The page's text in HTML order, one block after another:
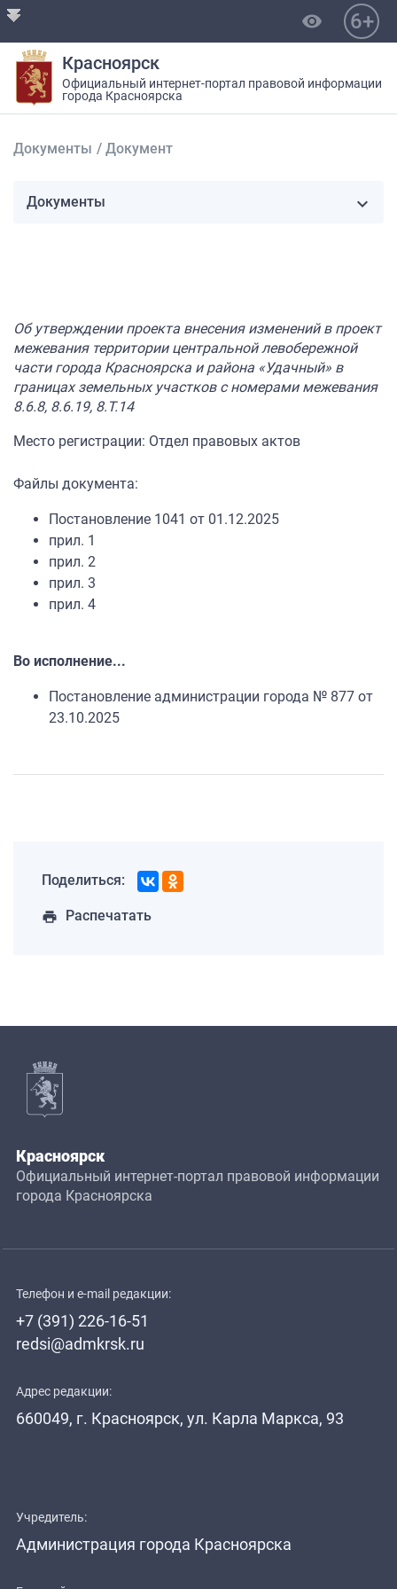
visibility 6+
Красноярск
Официальный интернет-портал правовой информации
города Красноярска
Документы / Документ
Об утверждении проекта внесения изменений в проект
межевания территории центральной левобережной
части города Красноярска и района «Удачный» в
границах земельных участков с номерами межевания
8.6.8, 8.6.19, 8.Т.14
Место регистрации: Отдел правовых актов
Файлы документа:
Постановление 1041 от 01.12.2025
прил. 1
прил. 2
прил. 3
прил. 4
Во исполнение...
Постановление администрации города № 877 от
23.10.2025
Документы
Поделиться:
print Распечатать
Красноярск
Официальный интернет-портал правовой информации
города Красноярска
Телефон и e-mail редакции:
+7 (391) 226-16-51
redsi@admkrsk.ru
Адрес редакции:
660049, г. Красноярск, ул. Карла Маркса, 93
Учредитель:
Администрация города Красноярска